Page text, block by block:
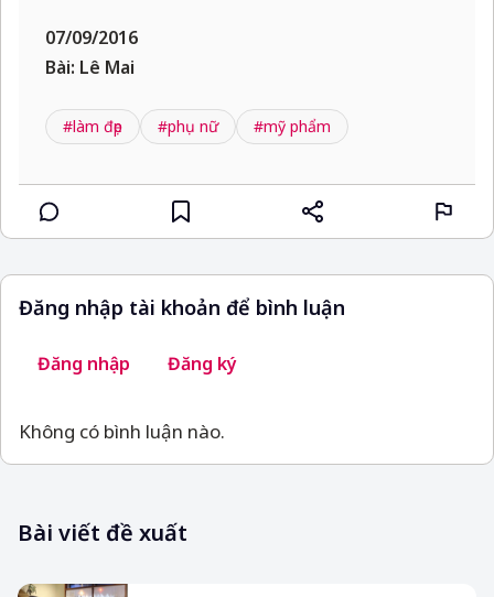
07/09/2016
Bài: Lê Mai
#làm đẹp #phụ nữ #mỹ phẩm
Đăng nhập tài khoản để bình luận
Đăng nhập Đăng ký
Không có bình luận nào.
Bài viết đề xuất